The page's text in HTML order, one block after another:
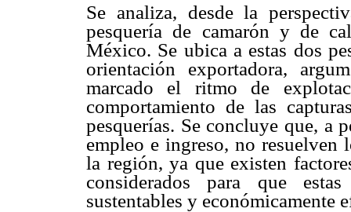
Se analiza, desde la
pesquería de camarón y de
México. Se ubica a estas dos
orientación exportadora,
marcado el ritmo de
comportamiento de las
pesquerías. Se concluye que, a
empleo e ingreso, no resuelven
la región, ya que existen
considerados para que
sustentables y económicamente